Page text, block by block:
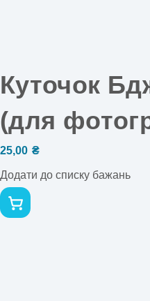
Куточок
(для
25,00 ₴
Додати до списку бажань